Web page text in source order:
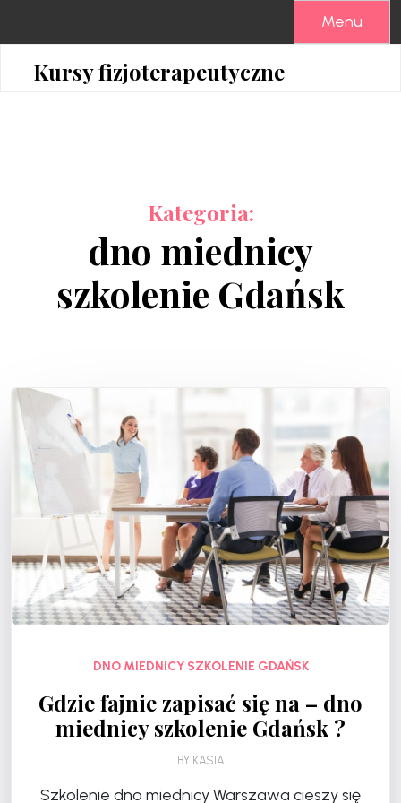
Menu
Kursy fizjoterapeutyczne
Kategoria:
dno miednicy
szkolenie Gdańsk
DNO MIEDNICY SZKOLENIE GDAŃSK
Gdzie fajnie zapisać się na – dno
miednicy szkolenie Gdańsk ?
BY KASIA
Szkolenie dno miednicy Warszawa cieszy się